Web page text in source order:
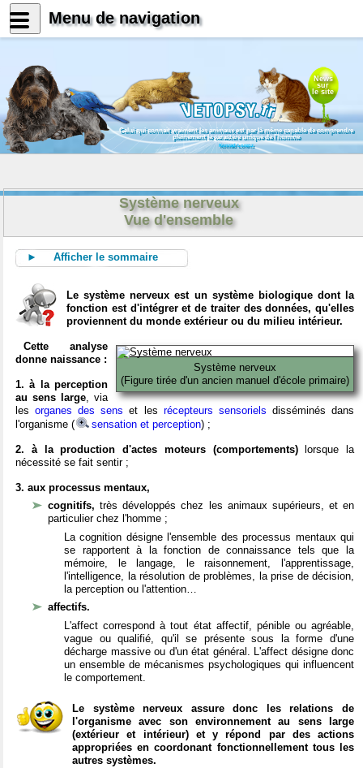
News
sur
le site
Celui qui connait vraiment les animaux est par là même capable de comprendre
pleinement le caractère unique de l'homme
Konrad Lorenz
Système nerveux
Vue d'ensemble
► Afficher le sommaire
Le système nerveux est un système biologique dont la
fonction est d'intégrer et de traiter des données, qu'elles
proviennent du monde extérieur ou du milieu intérieur.
Système nerveux
(Figure tirée d'un ancien manuel d'école primaire)
Cette analyse
donne naissance :
1. à la perception
au sens large, via
lesorganes des sens et les récepteurs sensoriels disséminés dans
l'organisme (
sensation et perception) ;
2. à la production d'actes moteurs (comportements)lorsque la
nécessité se fait sentir ;
3. aux processus mentaux,
cognitifs,très développés chez les animaux supérieurs, et en
particulier chez l'homme ;
La cognition désigne l'ensemble des processus mentaux qui
se rapportent à la fonction de connaissance tels que la
mémoire, le langage, le raisonnement, l'apprentissage,
l'intelligence, la résolution de problèmes, la prise de décision,
la perception ou l'attention…
affectifs.
L'affect correspond à tout état affectif, pénible ou agréable,
vague ou qualifié, qu'il se présente sous la forme d'une
décharge massive ou d'un état général. L'affect désigne donc
un ensemble de mécanismes psychologiques qui influencent
le comportement.
Le système nerveux assure donc les relations de
l'organisme avec son environnement au sens large
(extérieur et intérieur) et y répond par des actions
appropriées en coordonant fonctionnellement tous les
autres systèmes.
Menu de navigation